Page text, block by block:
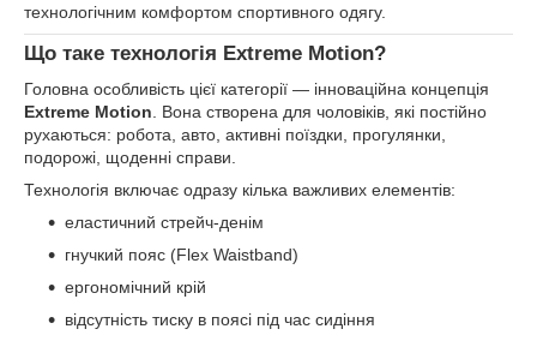
технологічним комфортом спортивного одягу.
Що таке технологія Extreme Motion?
Головна особливість цієї категорії — інноваційна концепція
Extreme Motion. Вона створена для чоловіків, які постійно
рухаються: робота, авто, активні поїздки, прогулянки,
подорожі, щоденні справи.
Технологія включає одразу кілька важливих елементів:
еластичний стрейч-денім
гнучкий пояс (Flex Waistband)
ергономічний крій
відсутність тиску в поясі під час сидіння